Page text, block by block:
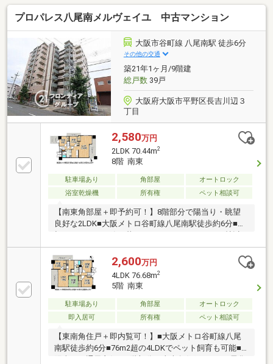
リーニングなど駅近物件で通勤通学に便利！
プロパレス八尾南メルヴェイユ 中古マンション
大阪市谷町線 八尾南駅 徒歩6分
その他の交通
築21年1ヶ月/9階建
総戸数39戸
大阪府大阪市平野区長吉川辺３
丁目
2,580万円
2LDK 70.44m2
8階 南東
駐車場あり 角部屋
オートロック
浴室乾燥機
所有権 ペット相談可
【南東角部屋＋即予約可！】8階部分で陽当り・眺望
良好な2LDK■大阪メトロ谷町線八尾南駅徒歩約6分■大
上は暮らしにゆとりある快適空間です
2,600万円
4LDK 76.68m2
5階 南東
駐車場あり 角部屋
オートロック
即入居可
所有権 ペット相談可
【東南角住戸＋即内覧可！】■大阪メトロ谷町線八尾
南駅徒歩約6分■76m2超の4LDKでペット飼育も可能■